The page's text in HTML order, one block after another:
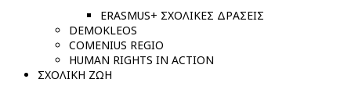
ERASMUS+ ΣΧΟΛΙΚΕΣ ΔΡΑΣΕΙΣ
DEMOKLEOS
COMENIUS REGIO
HUMAN RIGHTS IN ACTION
ΣΧΟΛΙΚΗ ΖΩΗ